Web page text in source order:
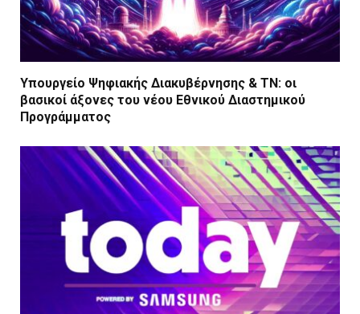
Υπουργείο Ψηφιακής Διακυβέρνησης & ΤΝ: οι
βασικοί άξονες του νέου Εθνικού Διαστημικού
Προγράμματος